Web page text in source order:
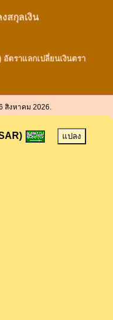
สกุลเงิน
อัตราแลกเปลี่ยนเงินตรา
สิงหาคม 2026.